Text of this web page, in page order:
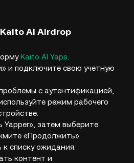
AI Airdrop
Kaito AI Yaps
и подключите свою учетную
с аутентификацией,
режим рабочего
затем выберите
«Продолжить».
списку ожидания.
контент и